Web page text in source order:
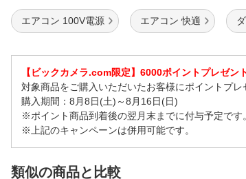
エアコン 100V電源 エアコン 快適
【ビックカメラ.com限定】6000ポイントプレゼン
対象商品をご購入いただいたお客様にポイントプレ
購入期間：8月8日(土)～8月16日(日)
※ポイント商品到着後の翌月末までに付与予定です。
※上記のキャンペーンは併用可能です。
類似の商品と比較